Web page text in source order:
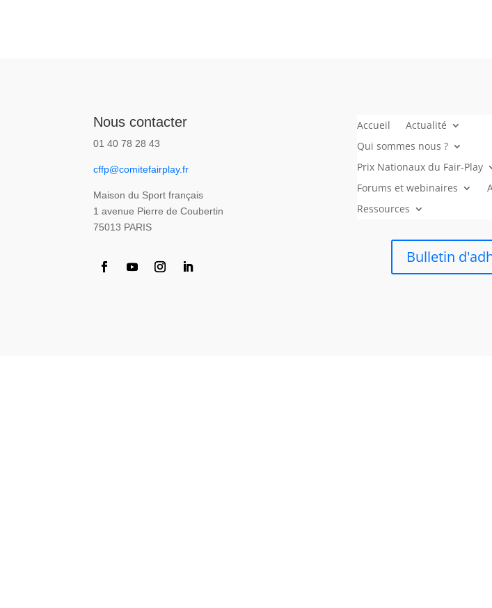
Nous contacter
01 40 78 28 43
cffp@comitefairplay.fr
Maison du Sport français
1 avenue Pierre de Coubertin
75013 PARIS
Accueil
Actualité
Qui sommes nous ?
Prix Nationaux du Fair-Play
Forums et webinaires
Ressources
Bulletin